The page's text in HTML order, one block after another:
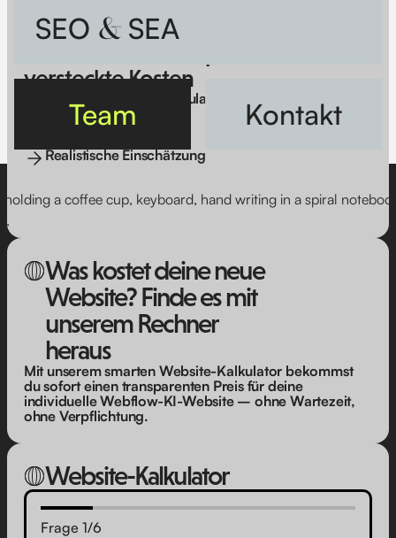
SEO &SEA
Team Kontakt
in weniger
versteckte Kosten
Schnelle Website-Kalkulation
Individuell & modular
Realistische Einschätzung
Was kostet deine neue
Website? Finde es mit
unserem Rechner
heraus
Mit unserem smarten Website-Kalkulator bekommst
du sofort einen transparenten Preis für deine
individuelle Webflow-KI-Website – ohne Wartezeit,
ohne Verpflichtung.
Website-Kalkulator
Frage 1/6